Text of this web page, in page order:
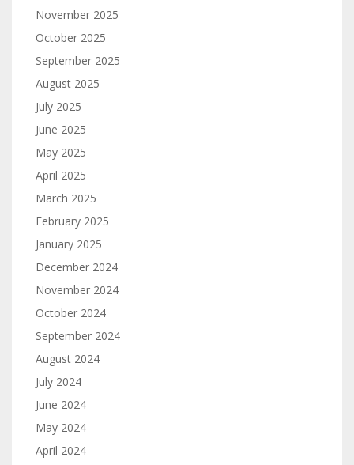
November 2025
October 2025
September 2025
August 2025
July 2025
June 2025
May 2025
April 2025
March 2025
February 2025
January 2025
December 2024
November 2024
October 2024
September 2024
August 2024
July 2024
June 2024
May 2024
April 2024